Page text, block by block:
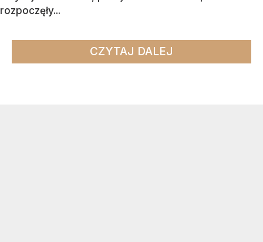
rozpoczęły...
CZYTAJ DALEJ